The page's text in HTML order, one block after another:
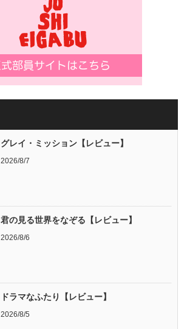
グレイ・ミッション【レビュー】
2026/8/7
君の見る世界をなぞる【レビュー】
2026/8/6
ドラマなふたり【レビュー】
2026/8/5